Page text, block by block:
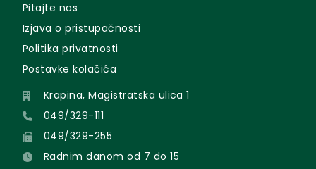
Pitajte nas
Izjava o pristupačnosti
Politika privatnosti
Postavke kolačića
Krapina, Magistratska ulica 1
049/329-111
049/329-255
Radnim danom od 7 do 15